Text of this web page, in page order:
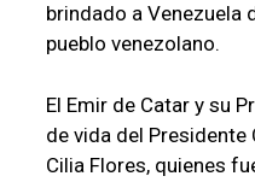
brindado a Venezuela
pueblo venezolano.
El Emir de Catar y su
de vida del Presidente
Cilia Flores, quienes